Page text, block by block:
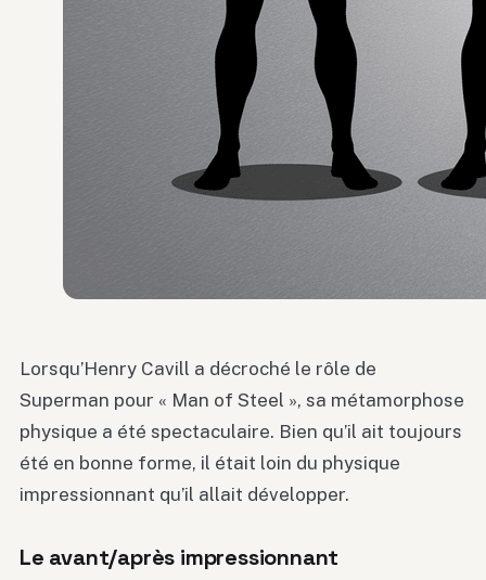
Lorsqu’Henry Cavill a décroché le rôle de
Superman pour « Man of Steel », sa métamorphose
physique a été spectaculaire. Bien qu’il ait toujours
été en bonne forme, il était loin du physique
impressionnant qu’il allait développer.
Le avant/après impressionnant